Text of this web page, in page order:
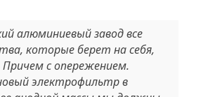
алюминиевый завод все
которые берет на себя,
с опережением.
электрофильтр в